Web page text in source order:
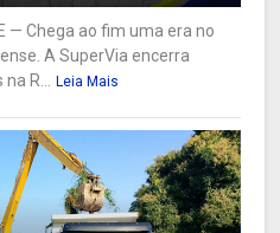
— Chega ao fim uma era no
A SuperVia encerra
R... Leia Mais